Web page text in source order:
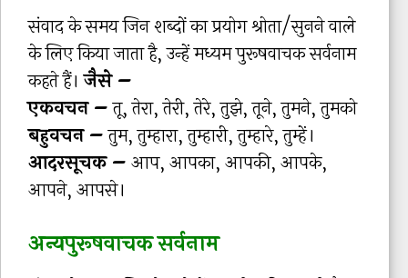
संवाद के समय जिन शब्दों का प्रयोग श्रोता/सुनने वाले
के लिए किया जाता है, उन्हें मध्यम पुरूषवाचक सर्वनाम
कहते हैं।जैसे –
एकवचन –तू, तेरा, तेरी, तेरे, तुझे, तूने, तुमने, तुमको
बहुवचन –तुम, तुम्हारा, तुम्हारी, तुम्हारे, तुम्हें।
आदरसूचक –आप, आपका, आपकी, आपके,
आपने, आपसे।
अन्यपुरूषवाचक सर्वनाम